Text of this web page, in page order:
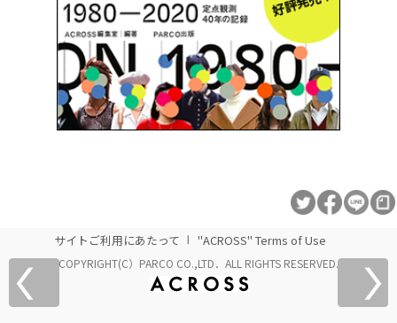
サイトご利用にあたって "ACROSS" Terms of Use
COPYRIGHT(C）PARCO CO.,LTD．ALL RIGHTS RESERVED.